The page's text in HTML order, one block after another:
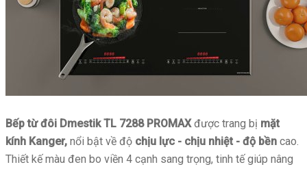
Bếp từ đôi Dmestik TL 7288 PROMAXđược trang bị mặt
kính Kanger, nổi bật về độ chịu lực - chịu nhiệt - độ bền cao.
Thiết kế màu đen bo viền 4 cạnh sang trọng, tinh tế giúp nâng